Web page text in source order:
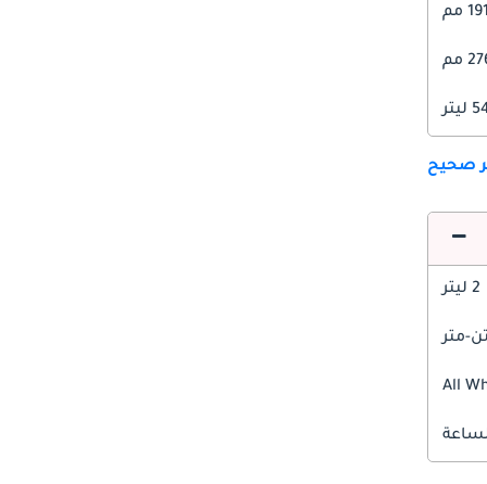
مم
مم
صحيح
2 ليتر
All